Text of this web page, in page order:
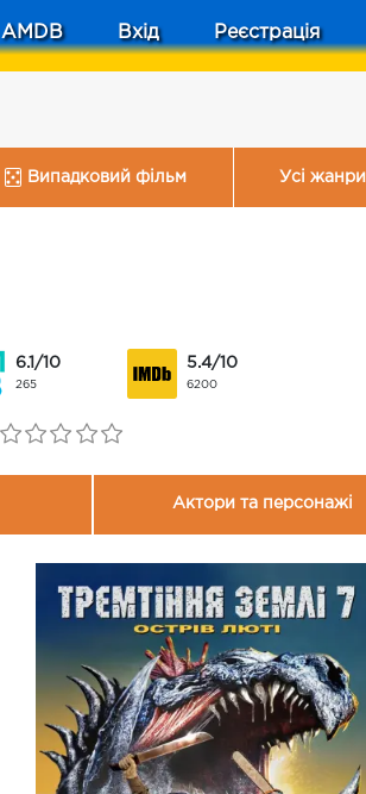
AMDB Вхід Реєстрація
Випадковий фільм Усі жанри
6.1/10
265
5.4/10
6200
Актори та персонажі